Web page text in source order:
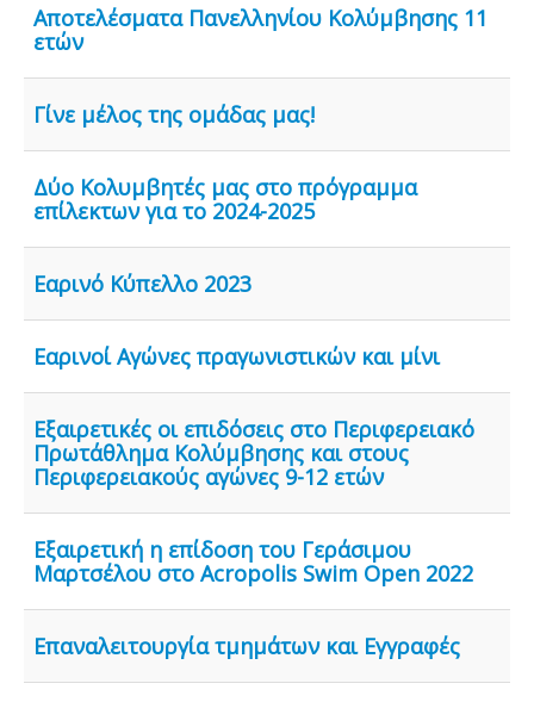
Αποτελέσματα Πανελληνίου Κολύμβησης 11
ετών
Γίνε μέλος της ομάδας μας!
Δύο Κολυμβητές μας στο πρόγραμμα
επίλεκτων για το 2024-2025
Εαρινό Κύπελλο 2023
Εαρινοί Αγώνες πραγωνιστικών και μίνι
Εξαιρετικές οι επιδόσεις στο Περιφερειακό
Πρωτάθλημα Κολύμβησης και στους
Περιφερειακούς αγώνες 9-12 ετών
Εξαιρετική η επίδοση του Γεράσιμου
Μαρτσέλου στο Acropolis Swim Open 2022
Επαναλειτουργία τμημάτων και Εγγραφές